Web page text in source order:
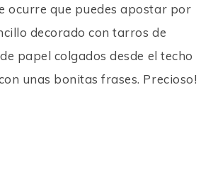
ocurre que puedes apostar por
decorado con tarros de
papel colgados desde el techo
unas bonitas frases. Precioso!